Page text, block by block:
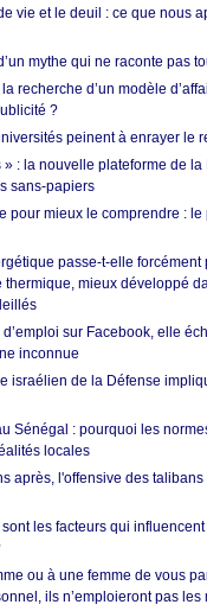
vie et le deuil : ce que nous
mythe qui ne raconte pas
recherche d’un modèle
?
peinent à enrayer le
» : la nouvelle plateforme de
sans-papiers
pour mieux le comprendre :
passe-t-elle forcément
thermique, mieux développé
sur Facebook, elle
inconnue
israélien de la Défense
Sénégal : pourquoi les
locales
après, l'offensive des
les facteurs qui
ou à une femme de vous
ils n’emploieront pas les